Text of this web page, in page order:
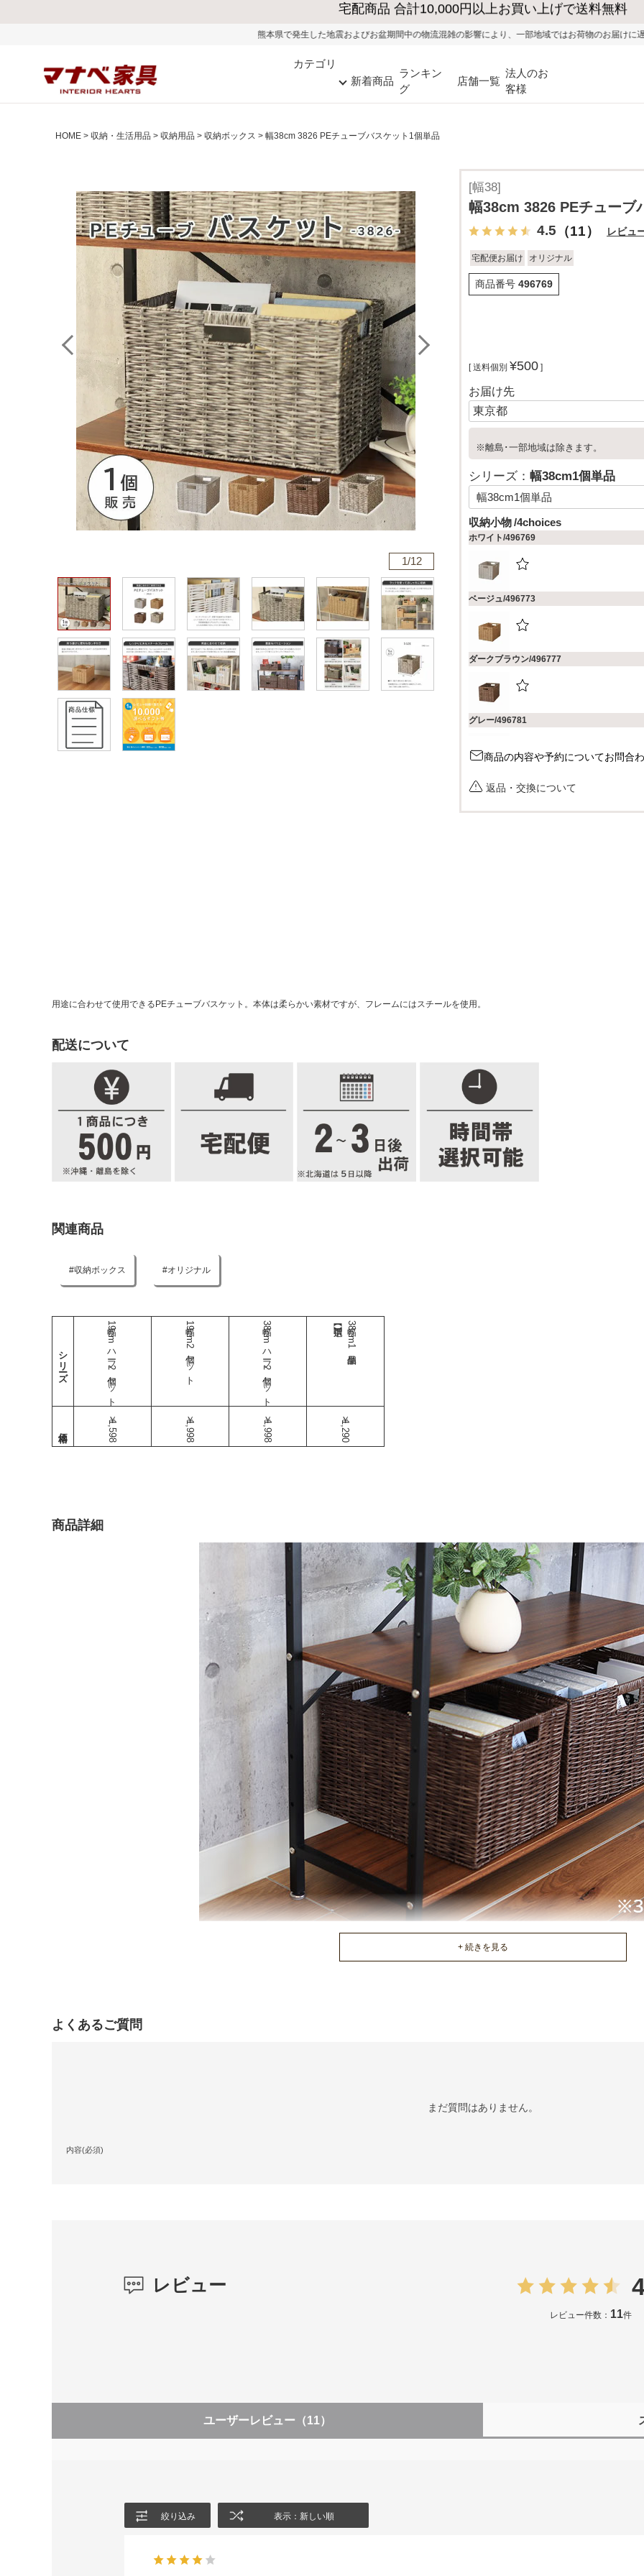
大型家具の送料・設置無料（※当社エリア）
熊本県で発生した地震およびお盆期間中の物流混雑の影響により、一部地域ではお荷物のお届けに遅れが生じる可能性がご
カテゴリ
新着商品
ランキン
グ
店舗一覧
法人のお
客様
HOME 収納・生活用品 収納用品 収納ボックス 幅38cm 3826 PEチューブバスケット1個単品
1/12
[幅38]
幅38cm 3826 PEチューブ
4.5 （11） レビュ
宅配便お届け オリジナル
商品番号 496769
送料個別 ¥500
お届け先
※離島･一部地域は除きます。
シリーズ： 幅38cm1個単品
収納小物 4choices
ホワイト/496769
ベージュ/496773
ダークブラウン/496777
グレー/496781
商品の内容や予約についてお問合
返品・交換について
用途に合わせて使用できるPEチューブバスケット。本体は柔らかい素材ですが、フレームにはスチールを使用。
配送について
関連商品
収納ボックス オリジナル
シリーズ 幅19cmハーフ2個セット
￥1,598
幅19cm2個セット
￥1,998
幅38cmハーフ2個セット
￥1,998
幅38cm1個単品
￥1,290
商品詳細
よくあるご質問
まだ質問はありません。
内容(必須)
レビュー
レビュー件数： 11件
ユーザーレビュー （11）
絞り込み 表示：新しい順